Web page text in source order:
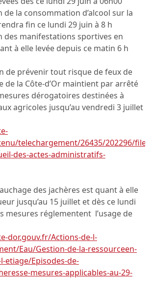
la consommation d’alcool sur la
fin ce lundi 29 juin à 8 h
manifestations sportives en
à elle levée depuis ce matin 6 h
de prévenir tout risque de feux de
de la Côte-d’Or maintient par arrêté
dérogatoires destinées à
agricoles jusqu’au vendredi 3 juillet
telechargement/26435/202296/file/
des-actes-administratifs-
des jachères est quant à elle
jusqu’au 15 juillet et dès ce lundi
mesures réglementent l’usage de
dor.gouv.fr/Actions-de-l-
Eau/Gestion-de-la-ressourceen-
etiage/Episodes-de-
mesures-applicables-au-29-